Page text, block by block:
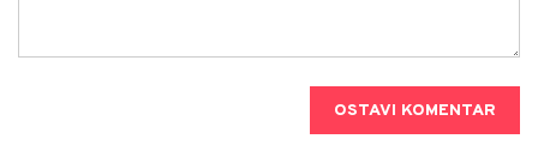
OSTAVI KOMENTAR